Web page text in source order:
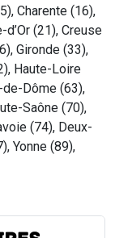
Charente (16),
(21), Creuse
Gironde (33),
Haute-Loire
Dôme (63),
Saône (70),
(74), Deux-
Yonne (89),